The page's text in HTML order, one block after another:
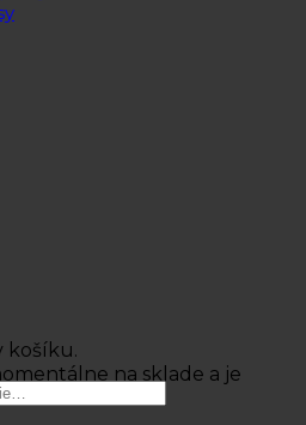
košíku.
na sklade a je